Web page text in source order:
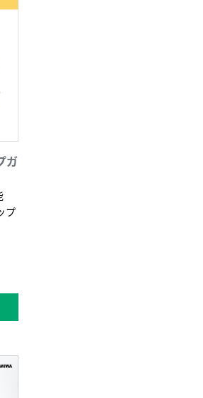
ガ
プ